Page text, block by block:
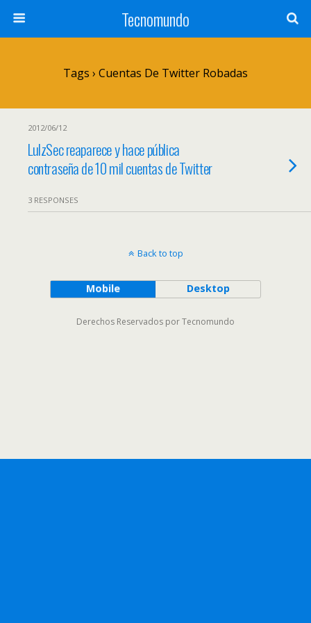
Tecnomundo
Tags › Cuentas De Twitter Robadas
2012/06/12
LulzSec reaparece y hace pública
contraseña de 10 mil cuentas de Twitter
3 RESPONSES
Back to top
Mobile Desktop
Derechos Reservados por Tecnomundo